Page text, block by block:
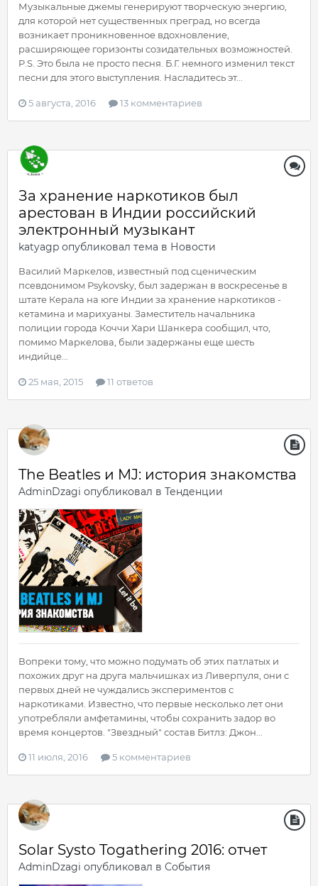
Музыкальные джемы генерируют творческую энергию,
для которой нет существенных преград, но всегда
возникает проникновенное вдохновление,
расширяющее горизонты созидательных возможностей.
P.S. Это была не просто песня. Б.Г. немного изменил текст
песни для этого выступления. Насладитесь эт...
5 августа, 2016 13 комментариев
За хранение наркотиков был
арестован в Индии российский
электронный музыкант
katyagp опубликовал тема в Новости
Василий Маркелов, известный под сценическим
псевдонимом Psykovsky, был задержан в воскресенье в
штате Керала на юге Индии за хранение наркотиков -
кетамина и марихуаны. Заместитель начальника
полиции города Коччи Хари Шанкера сообщил, что,
помимо Маркелова, были задержаны еще шесть
индийце...
25 мая, 2015 11 ответов
The Beatles и MJ: история знакомства
AdminDzagi опубликовал в Тенденции
Вопреки тому, что можно подумать об этих патлатых и
похожих друг на друга мальчишках из Ливерпуля, они с
первых дней не чуждались экспериментов с
наркотиками. Известно, что первые несколько лет они
употребляли амфетамины, чтобы сохранить задор во
время концертов. "Звездный" состав Битлз: Джон...
11 июля, 2016 5 комментариев
Solar Systo Togathering 2016: отчет
AdminDzagi опубликовал в События